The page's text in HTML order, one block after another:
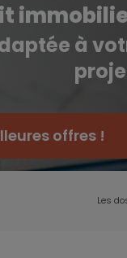
à
offres !
Les